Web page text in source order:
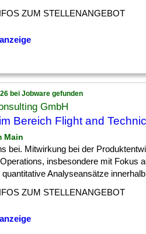
ZUM STELLENANGEBOT
bei Jobware gefunden
GmbH
Bereich Flight and
Main
bei. Mitwirkung bei der
insbesondere mit Fokus
Analyseansätze
ZUM STELLENANGEBOT